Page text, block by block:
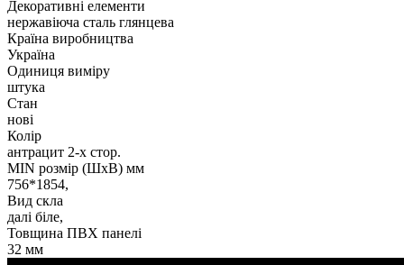
Декоративні елементи
нержавіюча сталь глянцева
Країна виробництва
Україна
Одиниця виміру
штука
Стан
нові
Колір
антрацит 2-х стор.
MIN розмір (ШхВ) мм
756*1854,
Вид скла
далі біле,
Товщина ПВХ панелі
32 мм